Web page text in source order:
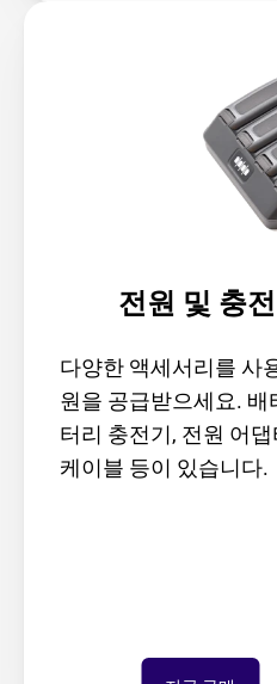
전원 및 충전
다양한 액세서리를 사
원을 공급받으세요. 배
터리 충전기, 전원 어댑
케이블 등이 있습니다.